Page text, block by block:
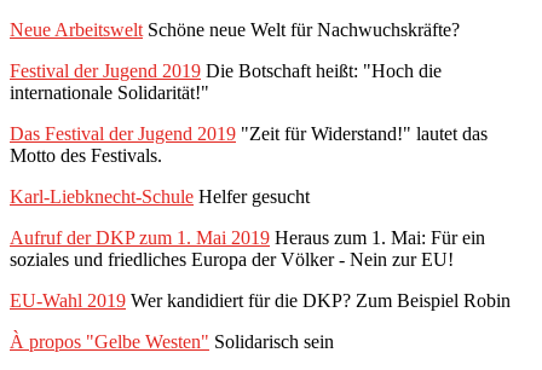
Neue Arbeitswelt Schöne neue Welt für Nachwuchskräfte?
Festival der Jugend 2019 Die Botschaft heißt: "Hoch die
internationale Solidarität!"
Das Festival der Jugend 2019 "Zeit für Widerstand!" lautet das
Motto des Festivals.
Karl-Liebknecht-Schule Helfer gesucht
Aufruf der DKP zum 1. Mai 2019 Heraus zum 1. Mai: Für ein
soziales und friedliches Europa der Völker - Nein zur EU!
EU-Wahl 2019 Wer kandidiert für die DKP? Zum Beispiel Robin
À propos "Gelbe Westen" Solidarisch sein